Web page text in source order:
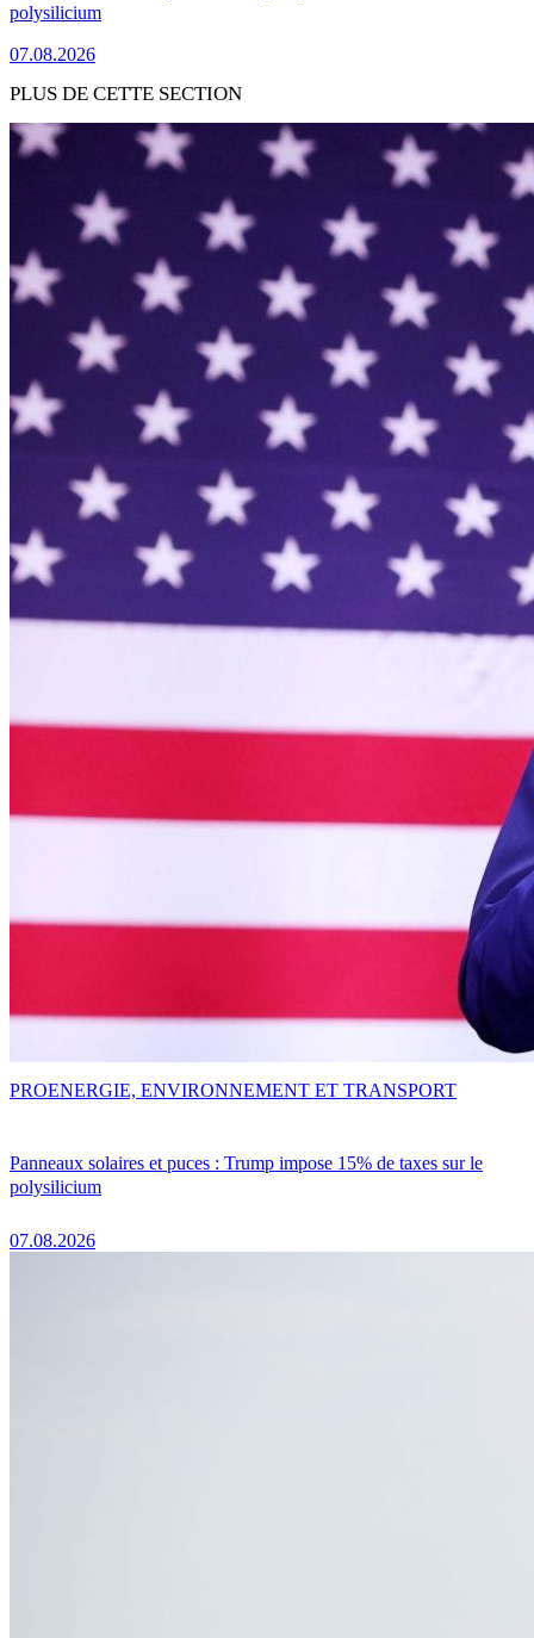
polysilicium
07.08.2026
PLUS DE CETTE SECTION
Panneaux solaires et puces : Trump impose 15% de taxes sur le
polysilicium
07.08.2026
PROENERGIE, ENVIRONNEMENT ET TRANSPORT